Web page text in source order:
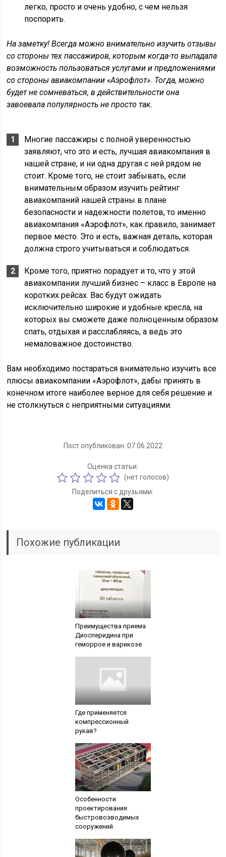
легко, просто и очень удобно, с чем нельзя
поспорить.
На заметку! Всегда можно внимательно изучить отзывы
со стороны тех пассажиров, которым когда-то выпадала
возможность пользоваться услугами и предложениями
со стороны авиакомпании «Аэрофлот». Тогда, можно
будет не сомневаться, в действительности она
завоевала популярность не просто так.
Многие пассажиры с полной уверенностью
заявляют, что это и есть, лучшая авиакомпания в
нашей стране, и ни одна другая с ней рядом не
стоит. Кроме того, не стоит забывать, если
внимательным образом изучить рейтинг
авиакомпаний нашей страны в плане
безопасности и надежности полетов, то именно
авиакомпания «Аэрофлот», как правило, занимает
первое место. Это и есть, важная деталь, которая
должна строго учитываться и соблюдаться.
Кроме того, приятно порадует и то, что у этой
авиакомпании лучший бизнес – класс в Европе на
коротких рейсах. Вас будут ожидать
исключительно широкие и удобные кресла, на
которых вы сможете даже полноценным образом
спать, отдыхая и расслабляясь, а ведь это
немаловажное достоинство.
Вам необходимо постараться внимательно изучить все
плюсы авиакомпании «Аэрофлот», дабы принять в
конечном итоге наиболее верное для себя решение и
не столкнуться с неприятными ситуациями.
Пост опубликован: 07.06.2022
Оценка статьи:
(нет голосов)
Поделиться с друзьями:
Похожие публикации
Преимущества приема
Диосперидина при
геморрое и варикозе
Где применяется
компрессионный
рукав?
Особенности
проектирования
быстровозводимых
сооружений